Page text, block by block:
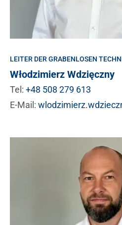
LEITER DER GRABENLOSEN
Włodzimierz Wdzięczny
Tel: +48 508 279 613
E-Mail: